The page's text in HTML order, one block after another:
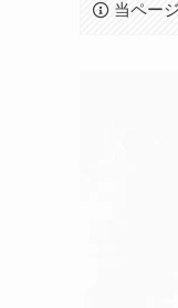
当ペー